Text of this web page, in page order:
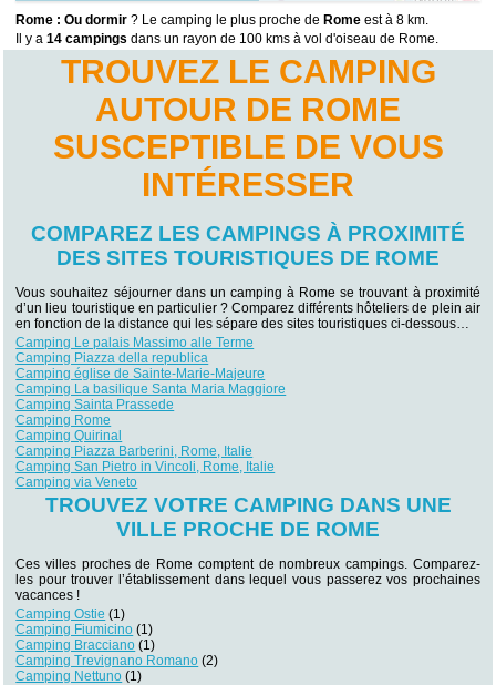
Rome : Ou dormir ? Le camping le plus proche deRome est à 8 km.
Il y a14 campings dans un rayon de 100 kms à vol d'oiseau de Rome.
TROUVEZ LE CAMPING
AUTOUR DE ROME
SUSCEPTIBLE DE VOUS
INTÉRESSER
COMPAREZ LES CAMPINGS À PROXIMITÉ
DES SITES TOURISTIQUES DE ROME
Vous souhaitez séjourner dans un camping à Rome se trouvant à proximité
d’un lieu touristique en particulier ? Comparez différents hôteliers de plein air
en fonction de la distance qui les sépare des sites touristiques ci-dessous…
Camping Le palais Massimo alle Terme
Camping Piazza della republica
Camping église de Sainte-Marie-Majeure
Camping La basilique Santa Maria Maggiore
Camping Sainta Prassede
Camping Rome
Camping Quirinal
Camping Piazza Barberini, Rome, Italie
Camping San Pietro in Vincoli, Rome, Italie
Camping via Veneto
TROUVEZ VOTRE CAMPING DANS UNE
VILLE PROCHE DE ROME
Ces villes proches de Rome comptent de nombreux campings. Comparez-
les pour trouver l’établissement dans lequel vous passerez vos prochaines
vacances !
Camping Ostie (1)
Camping Fiumicino (1)
Camping Bracciano (1)
Camping Trevignano Romano (2)
Camping Nettuno (1)